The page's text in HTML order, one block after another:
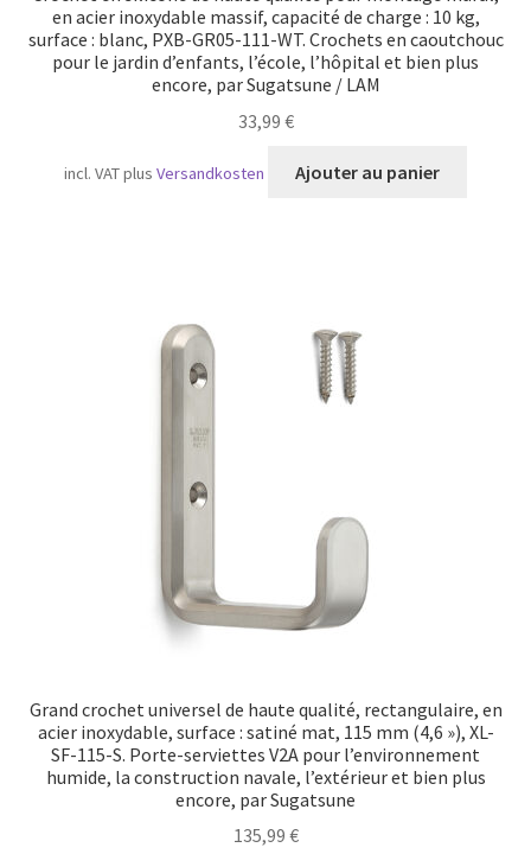
en acier inoxydable massif, capacité de charge : 10 kg,
surface : blanc, PXB-GR05-111-WT. Crochets en caoutchouc
pour le jardin d’enfants, l’école, l’hôpital et bien plus
encore, par Sugatsune / LAM
33,99 €
incl. VATplusVersandkosten Ajouter au panier
Grand crochet universel de haute qualité, rectangulaire, en
acier inoxydable, surface : satiné mat, 115 mm (4,6 »), XL-
SF-115-S. Porte-serviettes V2A pour l’environnement
humide, la construction navale, l’extérieur et bien plus
encore, par Sugatsune
135,99 €